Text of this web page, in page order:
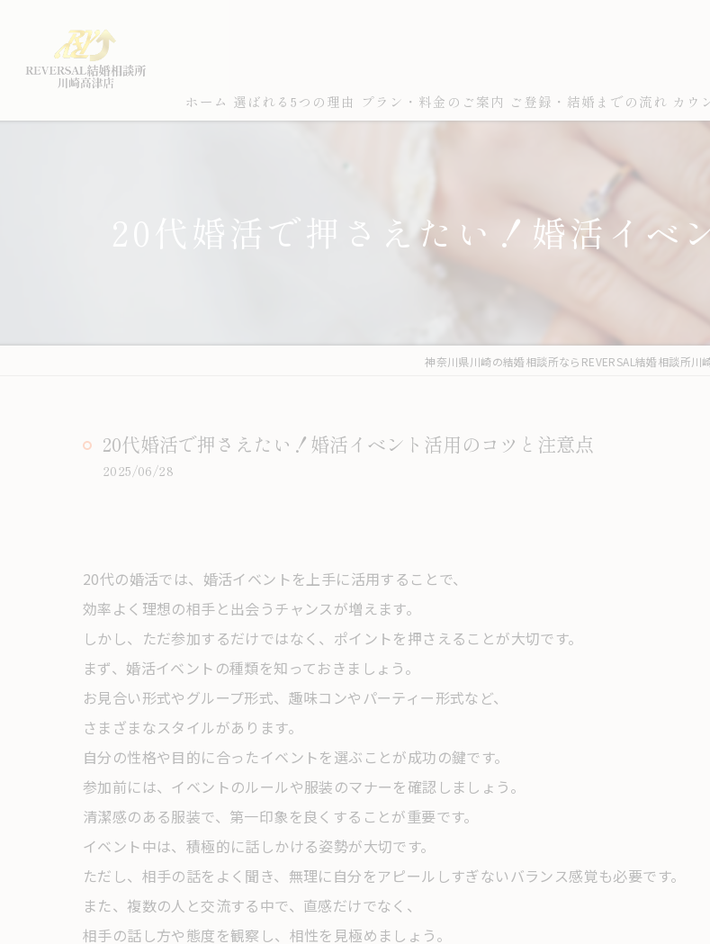
ホーム 選ばれる5つの理由 プラン・料金のご案内 ご登録・結婚までの流れ カウ
20代婚活で押さえたい！婚活イベ
神奈川県川崎の結婚相談所ならREVERSAL結婚相談所川
20代婚活で押さえたい！婚活イベント活用のコツと注意点
2025/06/28
20代の婚活では、婚活イベントを上手に活用することで、
効率よく理想の相手と出会うチャンスが増えます。
しかし、ただ参加するだけではなく、ポイントを押さえることが大切です。
まず、婚活イベントの種類を知っておきましょう。
お見合い形式やグループ形式、趣味コンやパーティー形式など、
さまざまなスタイルがあります。
自分の性格や目的に合ったイベントを選ぶことが成功の鍵です。
参加前には、イベントのルールや服装のマナーを確認しましょう。
清潔感のある服装で、第一印象を良くすることが重要です。
イベント中は、積極的に話しかける姿勢が大切です。
ただし、相手の話をよく聞き、無理に自分をアピールしすぎないバランス感覚も必要です。
また、複数の人と交流する中で、直感だけでなく、
相手の話し方や態度を観察し、相性を見極めましょう。